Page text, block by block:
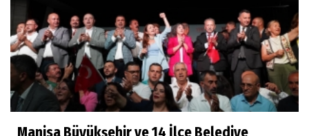
Dr.Tuğçe Yıldırım
Aşı: Toplum Sağlığının Görünmez Kalkanı
Hatice CAVULDAK